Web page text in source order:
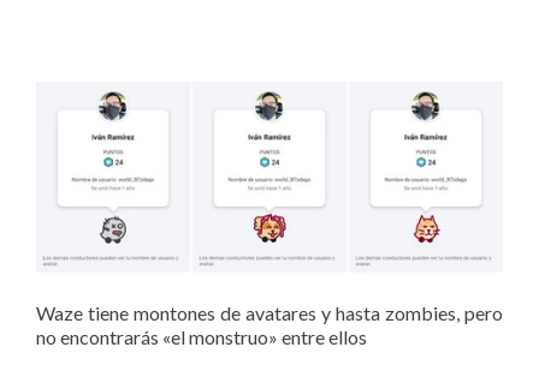
Waze tiene montones de avatares y hasta zombies, pero
no encontrarás «el monstruo» entre ellos